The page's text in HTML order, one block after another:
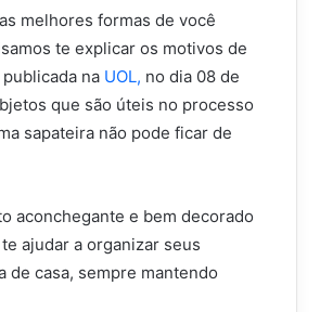
melhores formas de você
te explicar os motivos de
na UOL, no dia 08 de
que são úteis no processo
sapateira não pode ficar de
aconchegante e bem decorado
ajudar a organizar seus
de casa, sempre mantendo